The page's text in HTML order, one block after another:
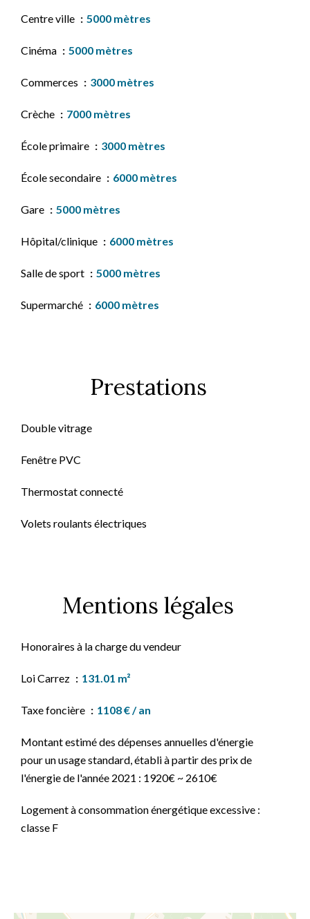
Centre ville 5000 mètres
Cinéma 5000 mètres
Commerces 3000 mètres
Crèche 7000 mètres
École primaire 3000 mètres
École secondaire 6000 mètres
Gare 5000 mètres
Hôpital/clinique 6000 mètres
Salle de sport 5000 mètres
Supermarché 6000 mètres
Prestations
Double vitrage
Fenêtre PVC
Thermostat connecté
Volets roulants électriques
Mentions légales
Honoraires à la charge du vendeur
Loi Carrez 131.01 m²
Taxe foncière 1108 € / an
Montant estimé des dépenses annuelles d'énergie
pour un usage standard, établi à partir des prix de
l'énergie de l'année 2021 : 1920€ ~ 2610€
Logement à consommation énergétique excessive :
classe F